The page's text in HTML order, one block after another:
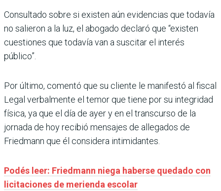
Consultado sobre si existen aún evidencias que todavía
no salieron a la luz, el abogado declaró que “existen
cuestiones que todavía van a suscitar el interés
público”.
Por último, comentó que su cliente le manifestó al fiscal
Legal verbalmente el temor que tiene por su integridad
física, ya que el día de ayer y en el transcurso de la
jornada de hoy recibió mensajes de allegados de
Friedmann que él considera intimidantes.
Podés leer: Friedmann niega haberse quedado con
licitaciones de merienda escolar